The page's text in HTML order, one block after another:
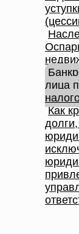
лица
Как